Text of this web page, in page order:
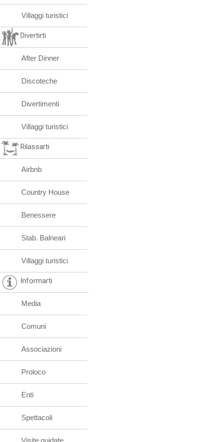
Villaggi turistici
Divertirti
After Dinner
Discoteche
Divertimenti
Villaggi turistici
Rilassarti
Airbnb
Country House
Benessere
Stab. Balneari
Villaggi turistici
Informarti
Media
Comuni
Associazioni
Proloco
Enti
Spettacoli
Visite guidate